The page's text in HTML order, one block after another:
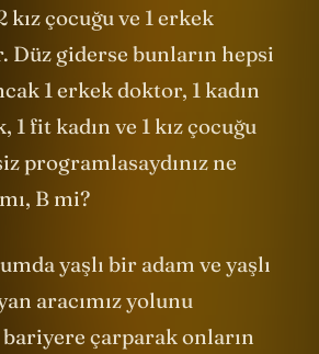
sürücüsüz aracımız 1
kız çocuğu ve 1 erkek
Düz giderse bunların hepsi
1 erkek doktor, 1 kadın
fit kadın ve 1 kız çocuğu
programlasaydınız ne
yaşlı bir adam ve yaşlı
aracımız yolunu